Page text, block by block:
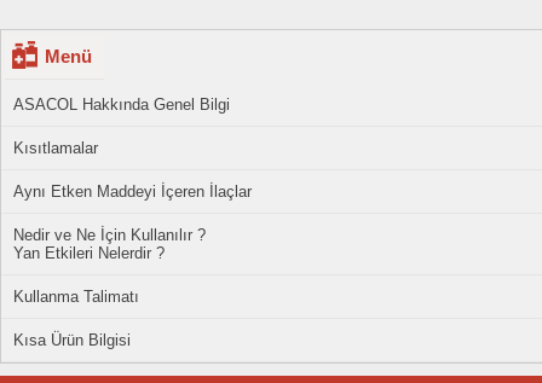
Menü
ASACOL Hakkında Genel Bilgi
Kısıtlamalar
Aynı Etken Maddeyi İçeren İlaçlar
Nedir ve Ne İçin Kullanılır ?
Yan Etkileri Nelerdir ?
Kullanma Talimatı
Kısa Ürün Bilgisi